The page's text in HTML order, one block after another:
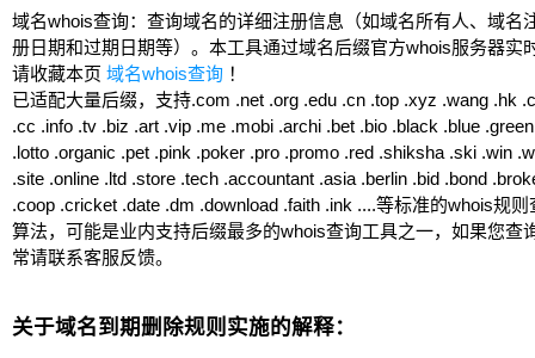
域名whois查询：查询域名的详细注册信息（如域名所有人、域名
册日期和过期日期等）。本工具通过域名后缀官方whois服务器实
请收藏本页 域名whois查询 ！
已适配大量后缀，支持.com .net .org .edu .cn .top .xyz .wang .hk
.cc .info .tv .biz .art .vip .me .mobi .archi .bet .bio .black .blue
.lotto .organic .pet .pink .poker .pro .promo .red .shiksha .ski .win
.site .online .ltd .store .tech .accountant .asia .berlin .bid .bond
.coop .cricket .date .dm .download .faith .ink ....等标准的whois规
算法，可能是业内支持后缀最多的whois查询工具之一，如果您查
常请联系客服反馈。
关于域名到期删除规则实施的解释：